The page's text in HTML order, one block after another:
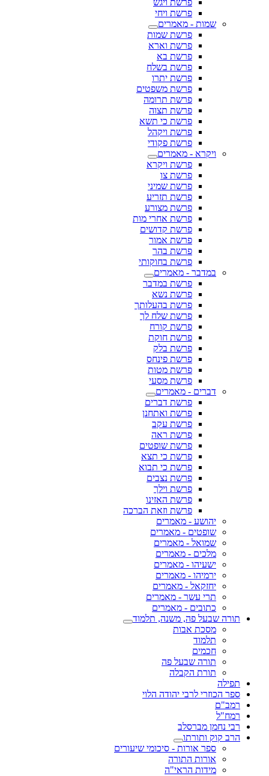
פרשת ויגש
פרשת ויחי
שמות - מאמרים
פרשת שמות
פרשת וארא
פרשת בא
פרשת בשלח
פרשת יתרו
פרשת משפטים
פרשת תרומה
פרשת תצוה
פרשת כי תשא
פרשת ויקהל
פרשת פקודי
ויקרא - מאמרים
פרשת ויקרא
פרשת צו
פרשת שמיני
פרשת תזריע
פרשת מצורע
פרשת אחרי מות
פרשת קדושים
פרשת אמור
פרשת בהר
פרשת בחוקותי
במדבר - מאמרים
פרשת במדבר
פרשת נשא
פרשת בהעלותך
פרשת שלח לך
פרשת קורח
פרשת חוקת
פרשת בלק
פרשת פינחס
פרשת מטות
פרשת מסעי
דברים - מאמרים
פרשת דברים
פרשת ואתחנן
פרשת עקב
פרשת ראה
פרשת שופטים
פרשת כי תצא
פרשת כי תבוא
פרשת נצבים
פרשת וילך
פרשת האזינו
פרשת וזאת הברכה
יהושע - מאמרים
שופטים - מאמרים
שמואל - מאמרים
מלכים - מאמרים
ישעיהו - מאמרים
ירמיהו - מאמרים
יחזקאל - מאמרים
תרי עשר - מאמרים
כתובים - מאמרים
תורה שבעל פה, משנה, תלמוד
מסכת אבות
תלמוד
חכמים
תורה שבעל פה
תורת הקבלה
תפילה
ספר הכוזרי לרבי יהודה הלוי
רמב"ם
רמח"ל
רבי נחמן מברסלב
הרב קוק ותורתו
ספר אורות - סיכומי שיעורים
אורות התורה
מידות הראי"ה